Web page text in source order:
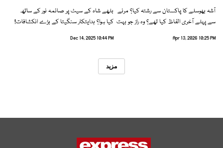
آشہ بھوسلے کا پاکستان سے رشتہ کیا؟ مرنے
سے پہلے آخری الفاظ کیا تھے؟ وہ راز جو بہت
Apr 13, 2026 10:25 PM
بلھے شاہ کے سیٹ پر صائمہ نور کے ساتھ
کیا ہوا؟ ہدایتکار سنگیتا کے بڑے انکشافات!
Dec 14, 2025 10:44 PM
مزید